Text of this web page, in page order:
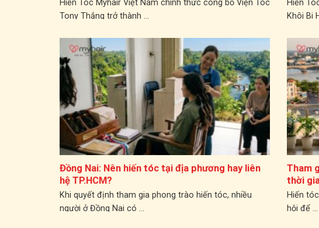
Hiến Tóc Myhair Việt Nam chính thức công bố Viện Tóc
Tony Thắng trở thành ...
Hiến
Khôi Bi
Đồng Nai: Nên hiến tóc tại địa phương hay liên
hệ TP.HCM?
Khi quyết định tham gia phong trào hiến tóc, nhiều
người ở Đồng Nai có ...
Tham
thời
Hiến
hội để ...